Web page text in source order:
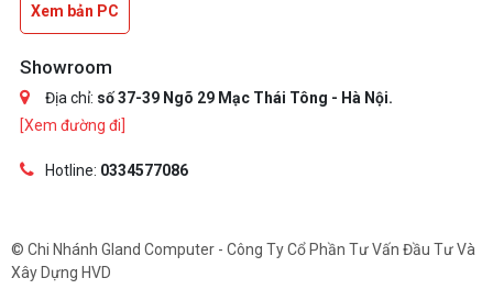
Xem bản PC
Showroom
Địa chỉ: số 37-39 Ngõ 29 Mạc Thái Tông - Hà Nội.
[Xem đường đi]
Hotline: 0334577086
© Chi Nhánh Gland Computer - Công Ty Cổ Phần Tư Vấn Đầu Tư Và
Xây Dựng HVD